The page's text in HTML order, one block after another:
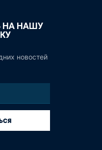
НА НАШУ
новостей